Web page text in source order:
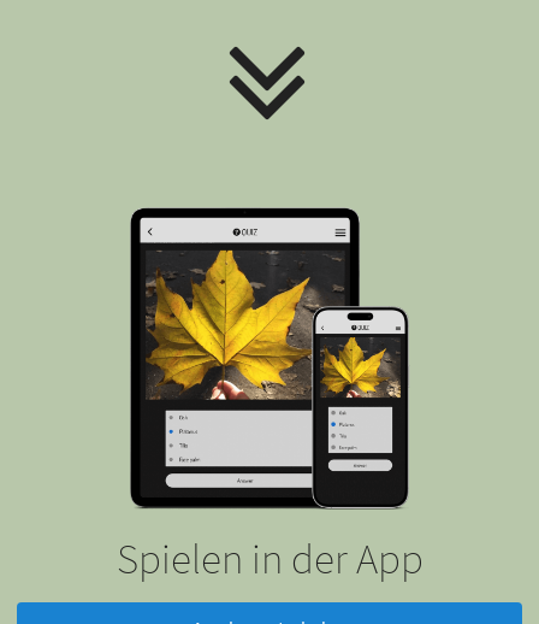
Spielen in der App